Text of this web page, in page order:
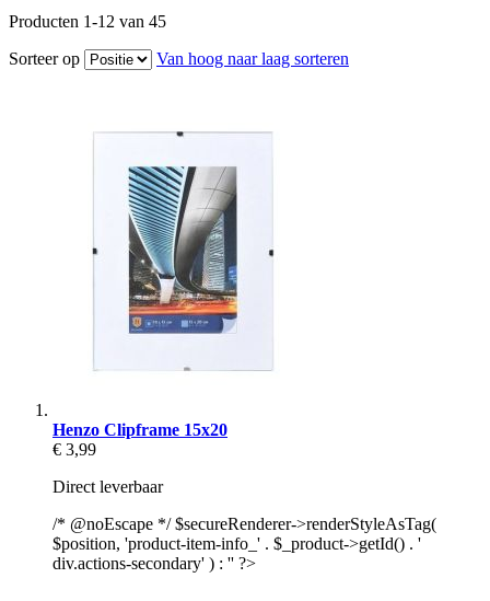
Producten 1-12 van 45
Sorteer op
Van hoog naar laag sorteren
Henzo Clipframe 15x20
€ 3,99
Direct leverbaar
/* @noEscape */ $secureRenderer->renderStyleAsTag(
$position, 'product-item-info_' . $_product->getId() . '
div.actions-secondary' ) : '' ?>